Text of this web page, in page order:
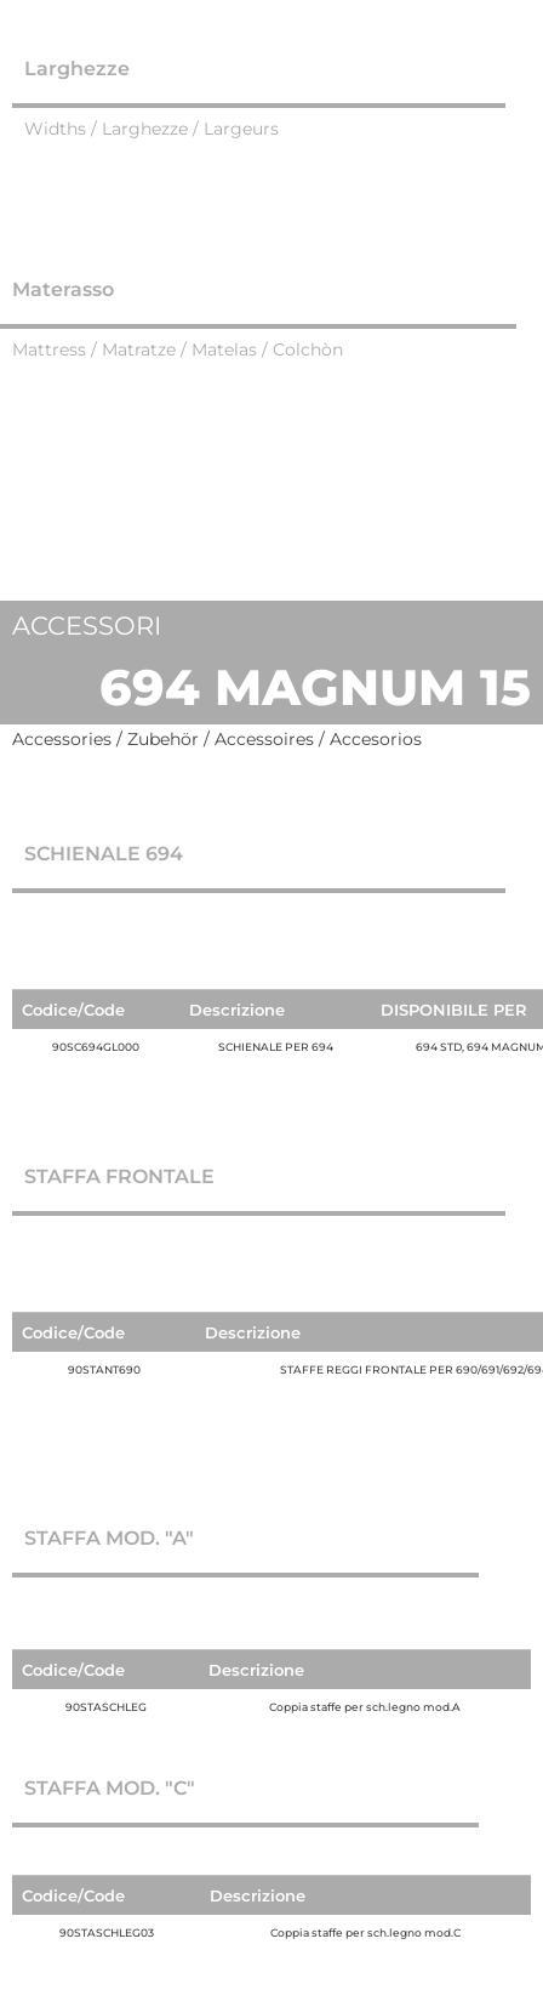
Larghezze
Widths / Larghezze / Largeurs
Materasso
Mattress / Matratze / Matelas / Colchòn
ACCESSORI
694 MAGNUM 15
Accessories / Zubehör / Accessoires / Accesorios
SCHIENALE 694
Codice/Code Descrizione DISPONIBILE PER
90SC694GL000 SCHIENALE PER 694 694 STD, 694
STAFFA FRONTALE
Codice/Code Descrizione
90STANT690 STAFFE REGGI FRONTALE PER 690/691/692/
STAFFA MOD. "A"
Codice/Code Descrizione
90STASCHLEG Coppia staffe per sch.legno mod.A
STAFFA MOD. "C"
Codice/Code Descrizione
90STASCHLEG03 Coppia staffe per sch.legno mod.C